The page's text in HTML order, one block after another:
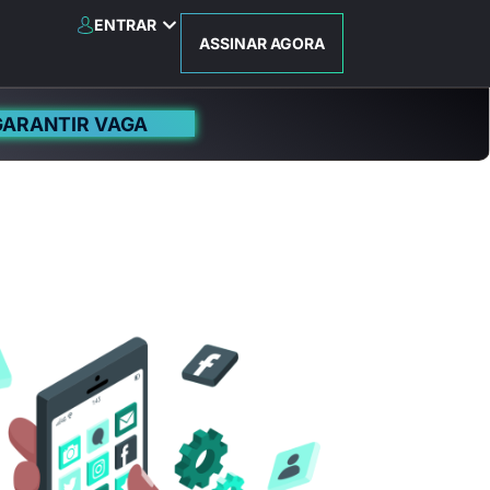
ENTRAR
ASSINAR AGORA
VAGA